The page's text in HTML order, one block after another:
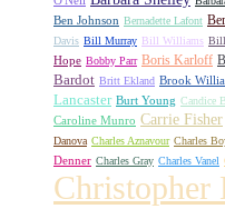
Ben Johnson Bernadette Lafont
Davis Bill Murray Bill Williams
Hope Bobby Parr Boris Karloff
Bardot Britt Ekland Brook
Lancaster Burt Young Candice
Caroline Munro Carrie Fisher
Danova Charles Aznavour Charles
Denner Charles Gray Charles Vanel
Christopher